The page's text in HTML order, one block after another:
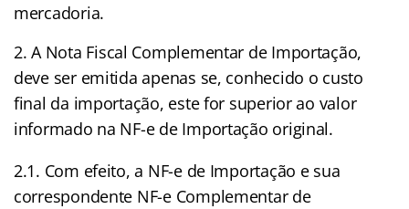
mercadoria.
A Nota Fiscal Complementar de Importação,
deve ser emitida apenas se, conhecido o custo
final da importação, este for superior ao valor
informado na NF-e de Importação original.
2.1. Com efeito, a NF-e de Importação e sua
correspondente NF-e Complementar de